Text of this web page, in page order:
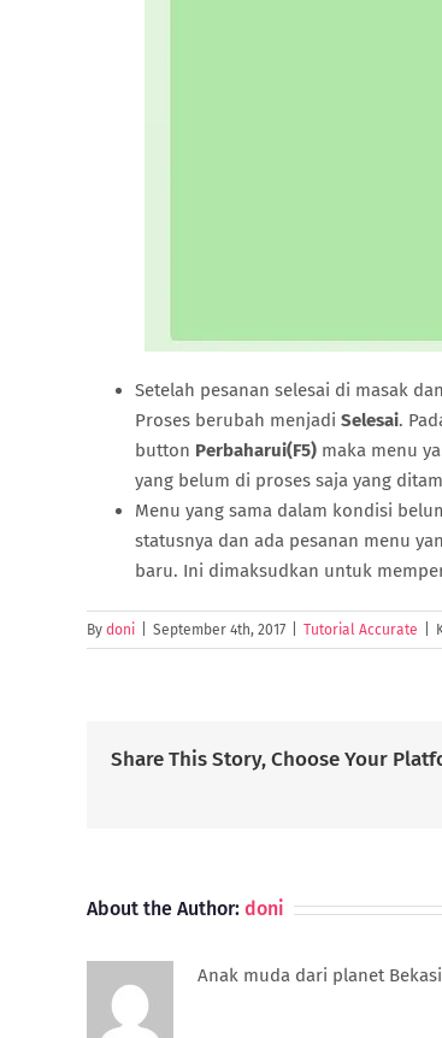
Setelah pesanan selesai di masak
Proses berubah menjadi Selesai.
button Perbaharui(F5) maka menu
yang belum di proses saja yang
Menu yang sama dalam kondisi
statusnya dan ada pesanan menu
baru. Ini dimaksudkan untuk
By doni September 4th, 2017 Tutorial Accurate
Share This Story, Choose Your
About the Author: doni
Anak muda dari planet Bekasi